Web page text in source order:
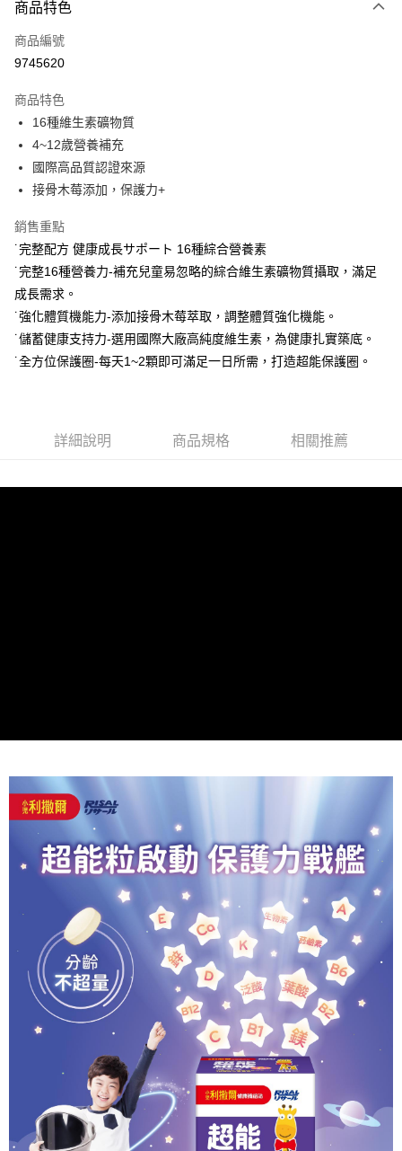
【大哥付你分期使用說明】
1.本服務由台灣大哥大提供，台灣大哥大用戶可立即使用無須另外申請。
流程，驗證手機門號後，選擇欲分期的期數、繳款截止日，確認付款後即完
成交易。
3.實際核准額度、可分期數及費用金額請依後續交易確認頁面所載為準。
4.訂單成立30分鐘內，如未前往確認交易或遇審核未通過，訂單將自動取
法說明評估內容。
【繳款方式說明】
醒簡訊。
帳／街口支付／iPASS MONEY」等通路繳費。
【注意事項】
1.本服務係由「台灣大哥大股份有限公司」（以下簡稱本公司）所提供，讓
用戶於交易時，得透過本服務購買商品或服務，並由商店將買賣／分期付款
買賣價金債權讓與本公司後，依約使用本公司帳單繳交帳款。
資料（包含姓名、電話或地址）提供予台灣大哥大進項蒐集、處理及利用，
AFTEE先享後付
【關於「AFTEE先享後付」】
AFTEE先享後付是「在收到商品之後才付款」的支付方式。 讓您購物簡單
便利好安心！
１．簡單：不需註冊會員、不需綁卡、不需儲值。
２．便利：只要手機號碼，簡訊認證，即可結帳。
３．安心：先確認商品／服務後，再付款。
１．於結帳方式選擇「AFTEE先享後付」後，將跳轉至「AFTEE先享後付」
結帳頁面，進行簡訊認證並確認金額後，即可完成結帳。
３．收到繳費通知簡訊後14天內，點擊此簡訊中的連結，可透過四大超商／
ATM／網路銀行／等多元方式進行付款，方視為交易完成。
※ 請注意：結帳手續完成當下不需立刻繳費，但若您需要取消訂單，請聯絡
購買商品的店家。未經商家同意取消之訂單仍視為有效，需透過AFTEE先享
後付繳納相關費用。
※ 交易是否成功請以「AFTEE先享後付 」之結帳頁面顯示為準，若有關於
１．透過由恩沛科技股份有限公司提供之「AFTEE先享後付」服務完成之交
２．關於個人資料處理事宜，請瀏覽以下網址：
ATM付款
全家取貨付款
7-11取貨付款
每筆NT$65，滿NT$1,300(含以上)免運費
宅配
每筆NT$85，滿NT$1,300(含以上)免運費
商品特色
商品編號
9745620
商品特色
16種維生素礦物質
4~12歲營養補充
國際高品質認證來源
接骨木莓添加，保護力+
銷售重點
˙完整配方 健康成長サポート 16種綜合營養素
˙完整16種營養力-補充兒童易忽略的綜合維生素礦物質攝取，滿足
成長需求。
˙強化體質機能力-添加接骨木莓萃取，調整體質強化機能。
˙儲蓄健康支持力-選用國際大廠高純度維生素，為健康扎實築底。
˙全方位保護圈-每天1~2顆即可滿足一日所需，打造超能保護圈。
詳細說明 商品規格 相關推薦